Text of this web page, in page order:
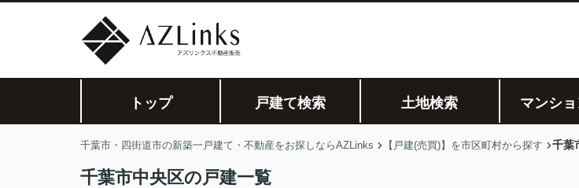
トップ 戸建て検索 土地検索 マンシ
千葉市・四街道市の新築一戸建て・不動産をお探しならAZLinks 【戸建(売買)】を市区町村から探す 千葉
千葉市中央区の戸建一覧